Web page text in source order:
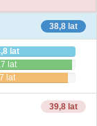
38,8 lat
lat
lat
lat
39,8 lat